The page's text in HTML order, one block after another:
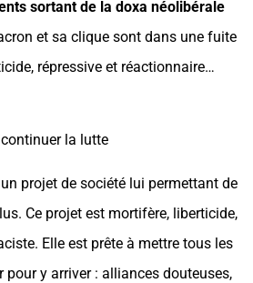
sortant de la doxa néolibérale
et sa clique sont dans une fuite
répressive et réactionnaire…
la lutte
projet de société lui permettant de
Ce projet est mortifère, liberticide,
Elle est prête à mettre tous les
pour y arriver : alliances douteuses,